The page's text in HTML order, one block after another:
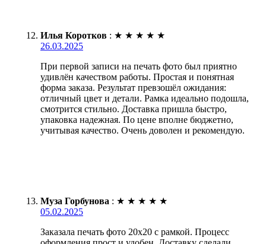
Илья Коротков : ★ ★ ★ ★ ★
26.03.2025
При первой записи на печать фото был приятно
удивлён качеством работы. Простая и понятная
форма заказа. Результат превзошёл ожидания:
отличный цвет и детали. Рамка идеально подошла,
смотрится стильно. Доставка пришла быстро,
упаковка надежная. По цене вполне бюджетно,
учитывая качество. Очень доволен и рекомендую.
Муза Горбунова : ★ ★ ★ ★ ★
05.02.2025
Заказала печать фото 20х20 с рамкой. Процесс